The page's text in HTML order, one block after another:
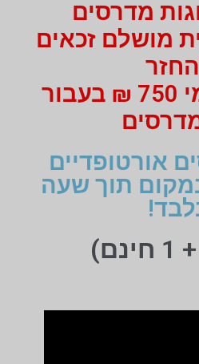
מושלם זכאים
של 475 ₪ מי 750 ₪ בעבור
אורטופדיים
תוך שעה